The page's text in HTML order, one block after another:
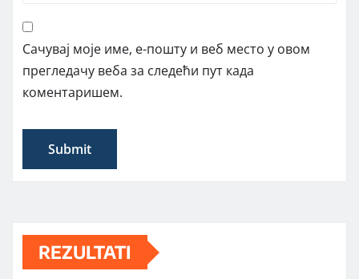
Сачувај моје име, е-пошту и веб место у овом
прегледачу веба за следећи пут када
коментаришем.
REZULTATI